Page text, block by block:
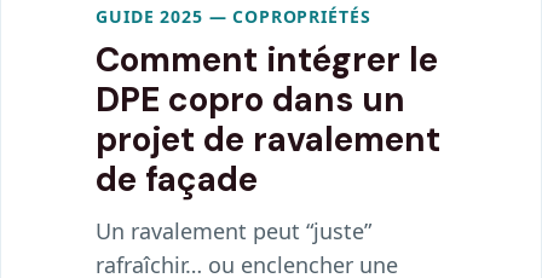
GUIDE 2025 — COPROPRIÉTÉS
Comment intégrer le
DPE copro dans un
projet de ravalement
de façade
Un ravalement peut “juste”
rafraîchir… ou enclencher une